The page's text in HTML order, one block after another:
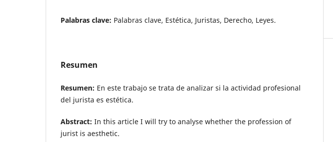
Palabras clave: Palabras clave, Estética, Juristas, Derecho, Leyes.
Resumen
Resumen: En este trabajo se trata de analizar si la actividad profesional
del jurista es estética.
Abstract: In this article I will try to analyse whether the profession of
jurist is aesthetic.